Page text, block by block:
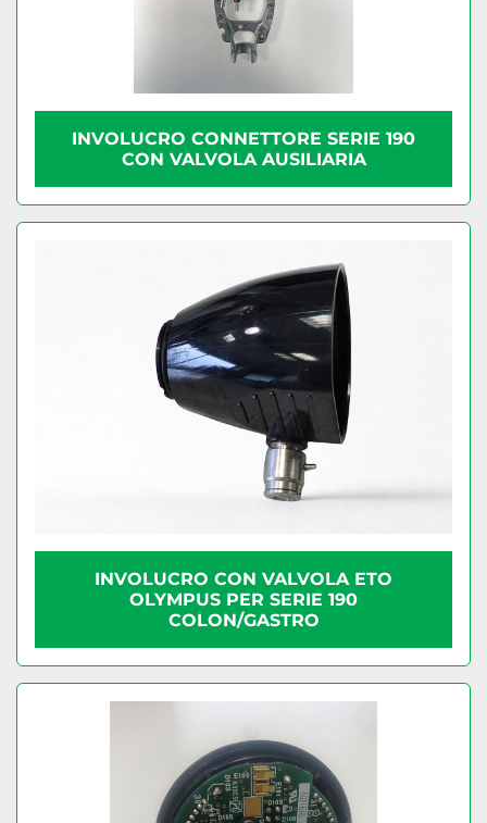
INVOLUCRO CONNETTORE SERIE 190
CON VALVOLA AUSILIARIA
INVOLUCRO CON VALVOLA ETO
OLYMPUS PER SERIE 190
COLON/GASTRO